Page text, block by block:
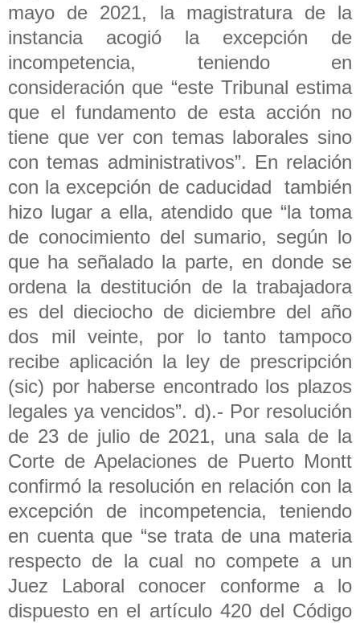
mayo de 2021, la magistratura de la
instancia acogió la excepción de
incompetencia, teniendo en
consideración que “este Tribunal estima
que el fundamento de esta acción no
tiene que ver con temas laborales sino
con temas administrativos”. En relación
con la excepción de caducidad también
hizo lugar a ella, atendido que “la toma
de conocimiento del sumario, según lo
que ha señalado la parte, en donde se
ordena la destitución de la trabajadora
es del dieciocho de diciembre del año
dos mil veinte, por lo tanto tampoco
recibe aplicación la ley de prescripción
(sic) por haberse encontrado los plazos
legales ya vencidos”. d).- Por resolución
de 23 de julio de 2021, una sala de la
Corte de Apelaciones de Puerto Montt
confirmó la resolución en relación con la
excepción de incompetencia, teniendo
en cuenta que “se trata de una materia
respecto de la cual no compete a un
Juez Laboral conocer conforme a lo
dispuesto en el artículo 420 del Código